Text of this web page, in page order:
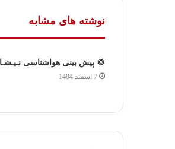
نوشته های مشابه
💢 پیش بینی هواشناسی
7 اسفند 1404